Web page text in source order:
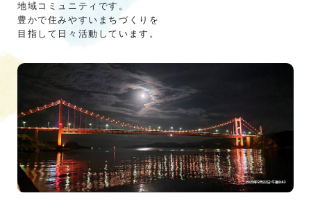
地域コミュニティです。
豊かで住みやすいまちづくりを
目指して日々活動しています。